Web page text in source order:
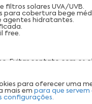
filtros solares UVA/UVB.
para cobertura bege
agentes hidratantes.
free.
Evitar contato com os
médica.
do alcance de crianças.
em local fresco, seco e ao
para oferecer uma
mais em para que servem
configurações.